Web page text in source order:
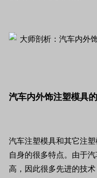
汽车内外饰注塑模具
汽车注塑模具和其它注
自身的很多特点。由于
高，因此很多先进的技